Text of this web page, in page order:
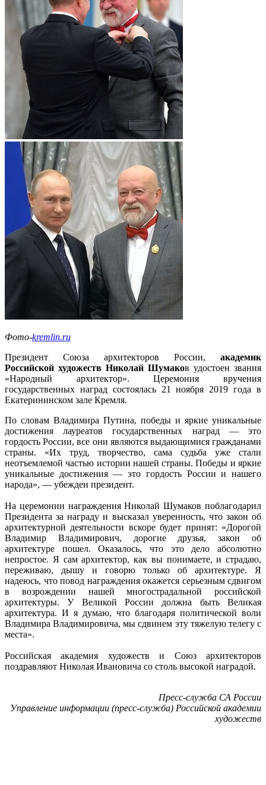
Фото-kremlin.ru
Президент Союза архитекторов России, академик
Российской художеств Николай Шумаков удостоен звания
«Народный архитектор». Церемония вручения
государственных наград состоялась 21 ноября 2019 года в
Екатерининском зале Кремля.
По словам Владимира Путина, победы и яркие уникальные
достижения лауреатов государственных наград — это
гордость России, все они являются выдающимися гражданами
страны. «Их труд, творчество, сама судьба уже стали
неотъемлемой частью истории нашей страны. Победы и яркие
уникальные достижения — это гордость России и нашего
народа», — убежден президент.
На церемонии награждения Николай Шумаков поблагодарил
Президента за награду и высказал уверенность, что закон об
архитектурной деятельности вскоре будет принят: «Дорогой
Владимир Владимирович, дорогие друзья, закон об
архитектуре пошел. Оказалось, что это дело абсолютно
непростое. Я сам архитектор, как вы понимаете, и страдаю,
переживаю, дышу и говорю только об архитектуре. Я
надеюсь, что повод награждения окажется серьезным сдвигом
в возрождении нашей многострадальной российской
архитектуры. У Великой России должна быть Великая
архитектура. И я думаю, что благодаря политической воли
Владимира Владимировича, мы сдвинем эту тяжелую телегу с
места».
Российская академия художеств и Союз архитекторов
поздравляют Николая Ивановича со столь высокой наградой.
Пресс-служба СА России
Управление информации (пресс-служба) Российской академии
художеств